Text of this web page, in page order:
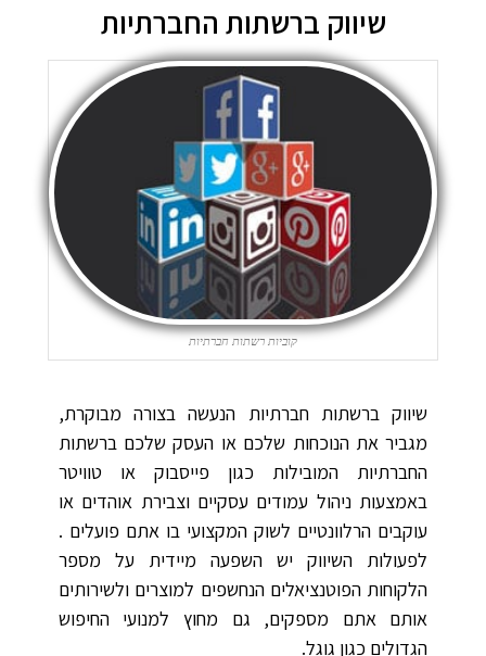
שיווק ברשתות החברתיות
קוביות רשתות חברתיות
שיווק ברשתות חברתיות הנעשה בצורה מבוקרת,
מגביר את הנוכחות שלכם או העסק שלכם ברשתות
החברתיות המובילות כגון פייסבוק או טוויטר
באמצעות ניהול עמודים עסקיים וצבירת אוהדים או
עוקבים הרלוונטיים לשוק המקצועי בו אתם פועלים .
לפעולות השיווק יש השפעה מיידית על מספר
הלקוחות הפוטנציאלים הנחשפים למוצרים ולשירותים
אותם אתם מספקים, גם מחוץ למנועי החיפוש
הגדולים כגון גוגל.